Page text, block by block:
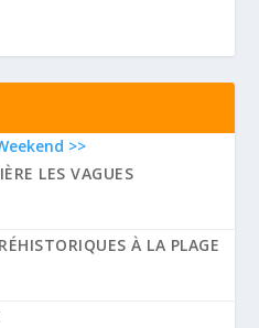
>>
LES VAGUES
À LA PLAGE